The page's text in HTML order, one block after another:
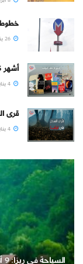
خطوط
أشهر 5 روايات تركية مترجمة للعربية ينبغي عليك قراءتها
قرى
السياحة في ريزا: 9 أماكن ساحرة لا تفوتك في شمال تركيا